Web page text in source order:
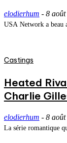
elodierhum - 8
USA Network a beau
Castings
Heated
Charlie
elodierhum - 8
La série romantique